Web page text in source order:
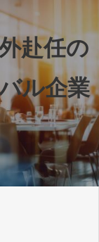
赴任の
ル企業